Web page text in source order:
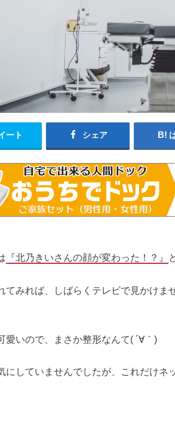
ート シェア
『北乃きいさんの顔が変わった！？』
てみれば、しばらくテレビで見かけま
愛いので、まさか整形なんて( ´∀｀)
にしていませんでしたが、これだけ